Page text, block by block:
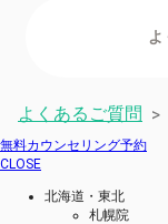
よくあるご質問 >
無料カウンセリング予約
CLOSE
北海道・東北
札幌院